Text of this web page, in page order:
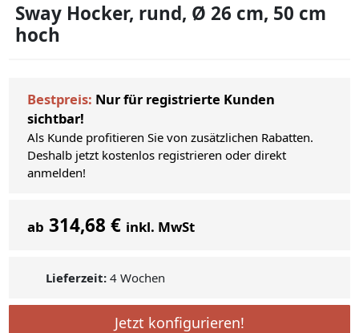
Sway Hocker, rund, Ø 26 cm, 50 cm
hoch
Bestpreis: Nur für registrierte Kunden
sichtbar!
Als Kunde profitieren Sie von zusätzlichen Rabatten.
Deshalb jetzt kostenlos registrieren oder direkt
anmelden!
ab 314,68 € inkl. MwSt
Lieferzeit: 4 Wochen
Jetzt konfigurieren!